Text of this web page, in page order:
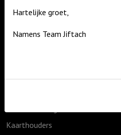
info@jiftach.nl
Productcategorieën
Kaarthouders
Hartelijke groet,
Namens Team Jiftach